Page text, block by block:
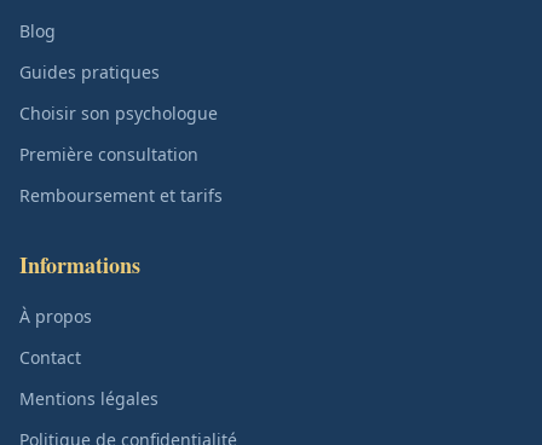
Blog
Guides pratiques
Choisir son psychologue
Première consultation
Remboursement et tarifs
Informations
À propos
Contact
Mentions légales
Politique de confidentialité